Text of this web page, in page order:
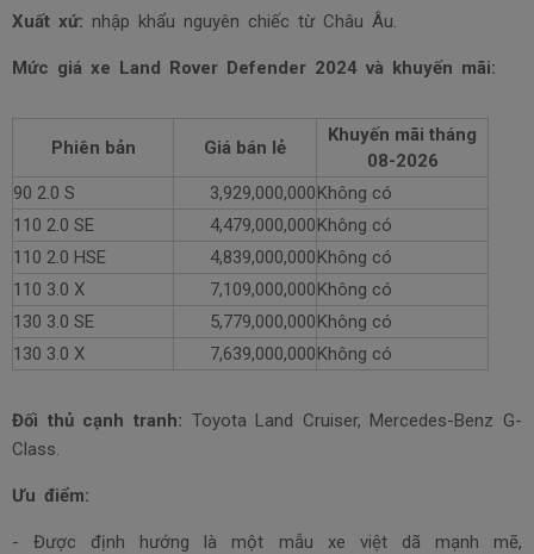
Xuất xứ: nhập khẩu nguyên chiếc từ Châu Âu.
Mức giá xe Land Rover Defender 2024 và khuyến mãi:
Phiên bản Giá bán lẻ
Khuyến mãi tháng
08-2026
90 2.0 S
3,929,000,000Không có
110 2.0 SE
4,479,000,000Không có
110 2.0 HSE
4,839,000,000Không có
110 3.0 X
7,109,000,000Không có
130 3.0 SE
5,779,000,000Không có
130 3.0 X
7,639,000,000Không có
Đối thủ cạnh tranh: Toyota Land Cruiser, Mercedes-Benz G-
Class.
Ưu điểm:
- Được định hướng là một mẫu xe việt dã mạnh mẽ,